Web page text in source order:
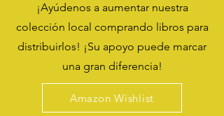
¡Ayúdenos a aumentar nuestra
colección local comprando libros para
distribuirlos! ¡Su apoyo puede marcar
una gran diferencia!
Amazon Wishlist